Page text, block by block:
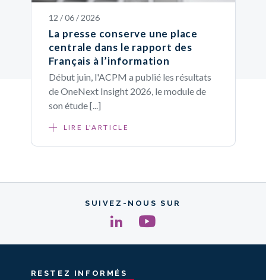
12 / 06 / 2026
La presse conserve une place
centrale dans le rapport des
Français à l’information
Début juin, l'ACPM a publié les résultats
de OneNext Insight 2026, le module de
son étude [...]
LIRE L'ARTICLE
SUIVEZ-NOUS SUR
RESTEZ INFORMÉS